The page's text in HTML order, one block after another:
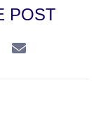
POST